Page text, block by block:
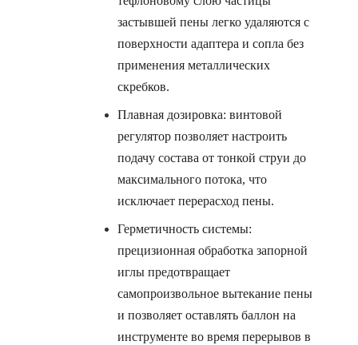
застывшей пены легко удаляются с
поверхности адаптера и сопла без
применения металлических
скребков.
Плавная дозировка: винтовой
регулятор позволяет настроить
подачу состава от тонкой струи до
максимального потока, что
исключает перерасход пены.
Герметичность системы:
прецизионная обработка запорной
иглы предотвращает
самопроизвольное вытекание пены
и позволяет оставлять баллон на
инструменте во время перерывов в